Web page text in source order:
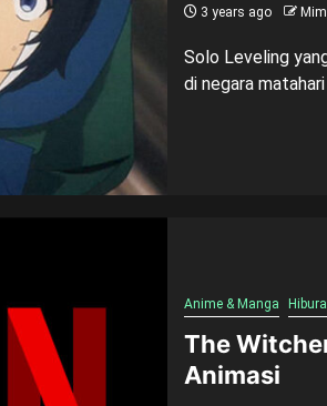
3 years ago
Solo Leveling
di negara
Anime & Manga
The
Animasi